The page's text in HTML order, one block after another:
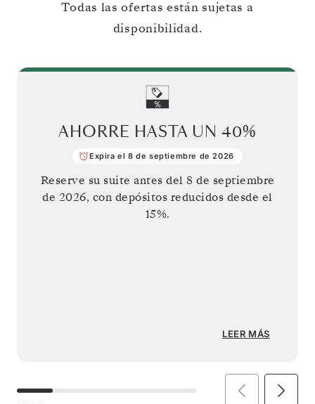
Todas las ofertas están sujetas a
disponibilidad.
AHORRE HASTA UN 40%
Expira el 8 de septiembre de 2026
Reserve su suite antes del 8 de septiembre
de 2026, con depósitos reducidos desde el
15%.
LEER MÁS